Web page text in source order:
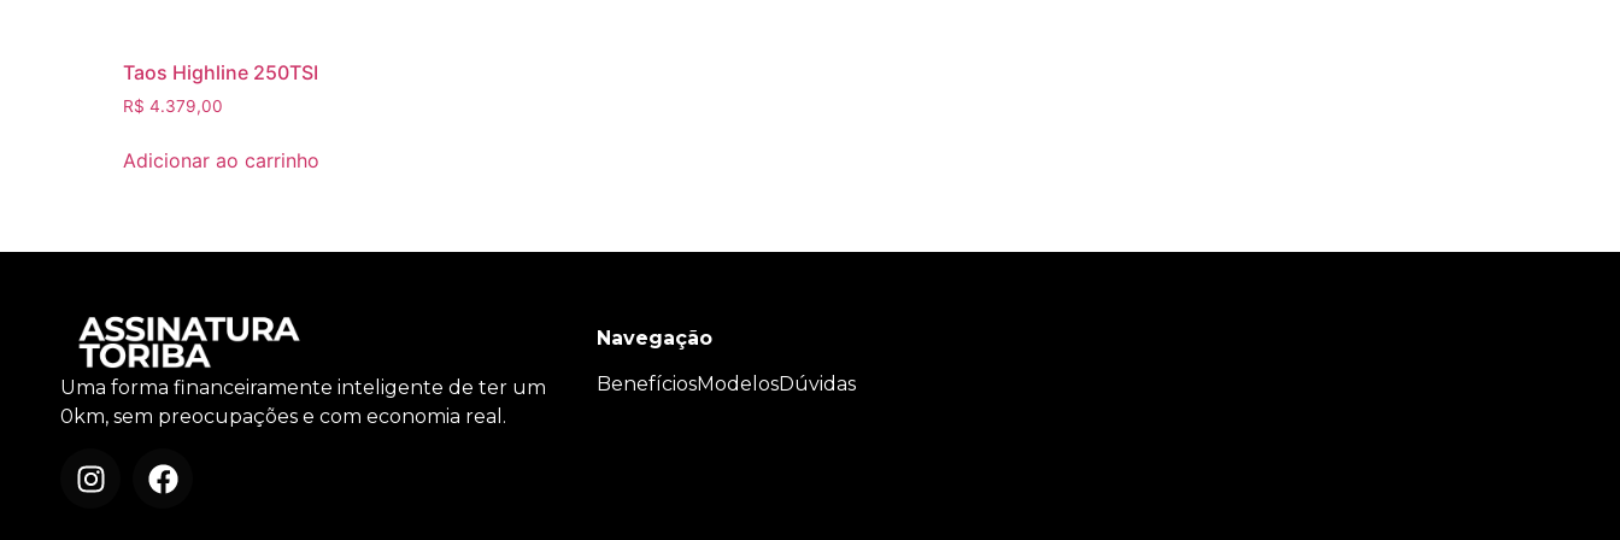
Taos Highline 250TSI
R$ 4.379,00
Adicionar ao carrinho
Uma forma financeiramente inteligente de ter um
0km, sem preocupações e com economia real.
Navegação
BenefíciosModelosDúvidas